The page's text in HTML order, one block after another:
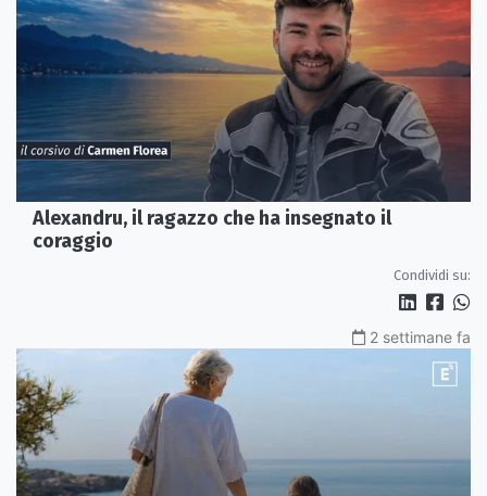
Alexandru, il ragazzo che ha insegnato il
coraggio
Condividi su:
2 settimane fa